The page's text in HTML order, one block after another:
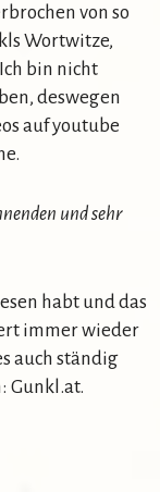
von so
Wortwitze,
bin nicht
deswegen
auf youtube
und sehr
habt und das
immer wieder
auch ständig
Gunkl.at.